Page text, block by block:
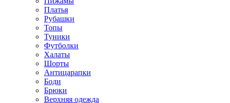
Платья
Рубашки
Топы
Туники
Футболки
Халаты
Шорты
Антицарапки
Боди
Брюки
Верхняя одежда